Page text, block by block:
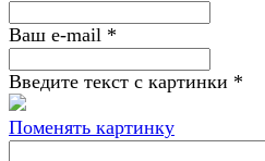
Ваш e-mail *
Введите текст с картинки *
Поменять картинку